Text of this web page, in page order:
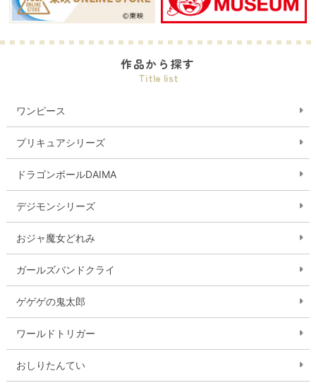
作品から探す
Title list
ワンピース
プリキュアシリーズ
ドラゴンボールDAIMA
デジモンシリーズ
おジャ魔女どれみ
ガールズバンドクライ
ゲゲゲの鬼太郎
ワールドトリガー
おしりたんてい